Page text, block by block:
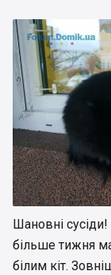
Шановні
більше тижня
білим кіт.